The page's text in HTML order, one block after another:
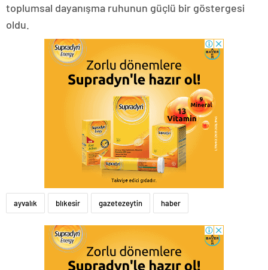
toplumsal dayanışma ruhunun güçlü bir göstergesi
oldu.
ayvalık blıkesir gazetezeytin haber